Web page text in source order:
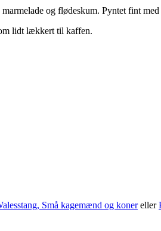
og flødeskum. Pyntet fint
lidt lækkert til kaffen.
, Små kagemænd og konereller